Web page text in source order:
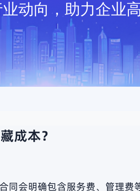
动向，助力企业
成本？
同会明确包含服务费、管理费